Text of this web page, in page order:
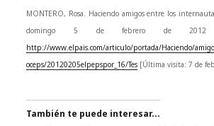
MONTERO, Rosa. Haciendo amigos entre los
domingo 5 de febrero de 2012
http://www.elpais.com/articulo/portada/Haciendo/
oceps/20120205elpepspor_16/Tes [Última visita: 7 de
También te puede interesar...